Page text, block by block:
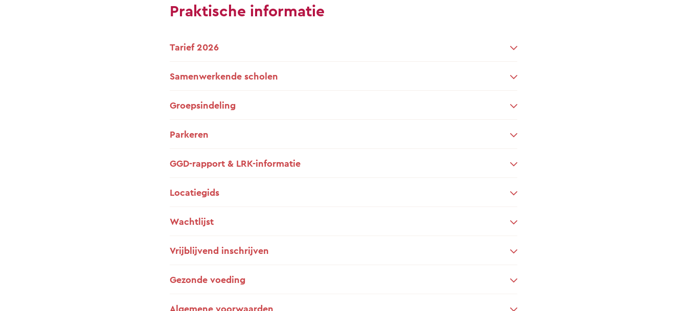
Praktische informatie
Tarief 2026
Samenwerkende scholen
Groepsindeling
Parkeren
GGD-rapport & LRK-informatie
Locatiegids
Wachtlijst
Vrijblijvend inschrijven
Gezonde voeding
Algemene voorwaarden